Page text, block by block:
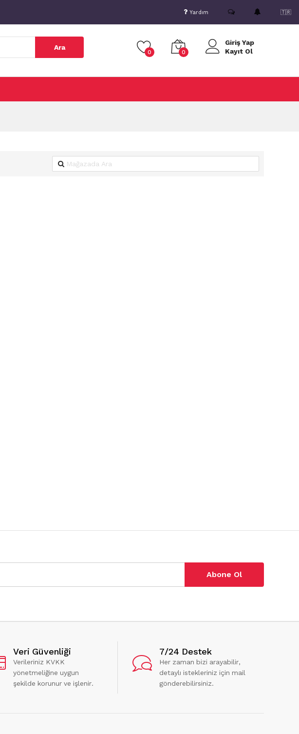
Yardım 🇹🇷
Ara
0 0
Giriş Yap
Kayıt Ol
Abone Ol
Veri Güvenliği
Verileriniz KVKK
yönetmeliğine uygun
şekilde korunur ve işlenir.
7/24 Destek
Her zaman bizi arayabilir,
detaylı istekleriniz için mail
gönderebilirsiniz.